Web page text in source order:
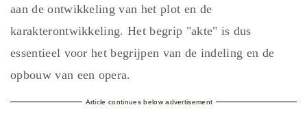
aan de ontwikkeling van het plot en de
karakterontwikkeling. Het begrip "akte" is dus
essentieel voor het begrijpen van de indeling en de
opbouw van een opera.
Article continues below advertisement